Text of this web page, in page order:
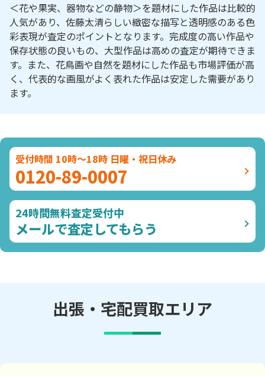
＜花や果実、器物などの静物＞を題材にした作品は比較的
人気があり、佐藤太清らしい緻密な描写と透明感のある色
彩表現が査定のポイントとなります。完成度の高い作品や
保存状態の良いもの、大型作品は高めの査定が期待できま
す。また、花鳥画や自然を題材にした作品も市場評価が高
く、代表的な画風がよく表れた作品は安定した需要があり
ます。
受付時間 10時～18時 日曜・祝日休み
0120-89-0007
24時間無料査定受付中
メールで査定してもらう
出張・宅配買取エリア